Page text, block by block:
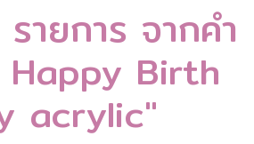
ายการ จากคำ
Happy Birth
acrylic"